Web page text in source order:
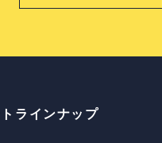
ラインナップ